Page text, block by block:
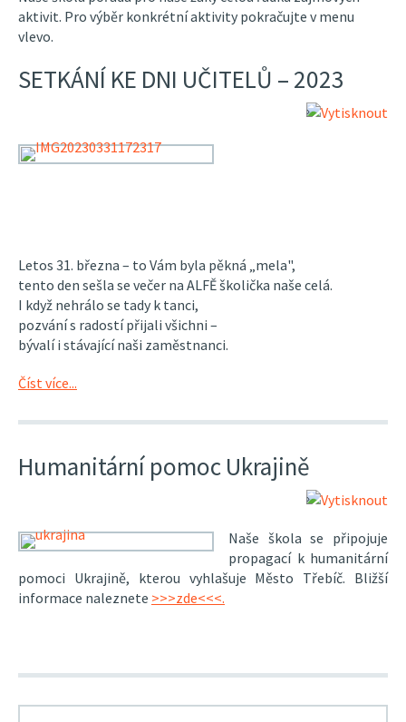
aktivit. Pro výběr konkrétní aktivity pokračujte v menu
vlevo.
SETKÁNÍ KE DNI UČITELŮ – 2023
Letos 31. března – to Vám byla pěkná „mela",
tento den sešla se večer na ALFĚ školička naše celá.
I když nehrálo se tady k tanci,
pozvání s radostí přijali všichni –
bývalí i stávající naši zaměstnanci.
Číst více...
Humanitární pomoc Ukrajině
Naše škola se připojuje
propagací k humanitární
pomoci Ukrajině, kterou vyhlašuje Město Třebíč. Bližší
informace naleznete >>>zde<<<.